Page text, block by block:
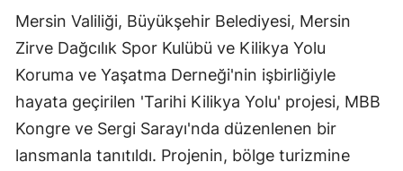
Mersin Valiliği, Büyükşehir Belediyesi, Mersin
Zirve Dağcılık Spor Kulübü ve Kilikya Yolu
Koruma ve Yaşatma Derneği'nin işbirliğiyle
hayata geçirilen 'Tarihi Kilikya Yolu' projesi, MBB
Kongre ve Sergi Sarayı'nda düzenlenen bir
lansmanla tanıtıldı. Projenin, bölge turizmine